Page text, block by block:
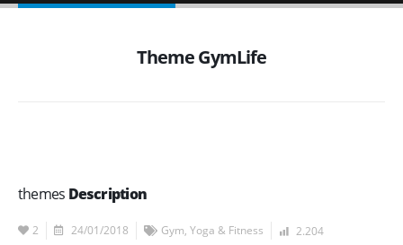
Theme GymLife
themes Description
2 24/01/2018 Gym, Yoga & Fitness
2.204